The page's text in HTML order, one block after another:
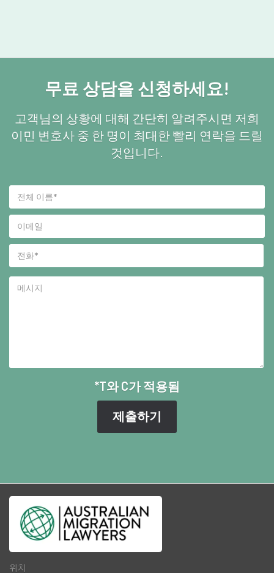
무료 상담을 신청하세요!
고객님의 상황에 대해 간단히 알려주시면 저희
이민 변호사 중 한 명이 최대한 빨리 연락을 드릴
것입니다.
*T와 C가 적용됨
위치